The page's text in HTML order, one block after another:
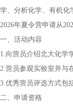
学、分析化学、有机化
2026年夏令营申请从
一、活动内容
1.向营员介绍北大化学
2.营员参观实验室并与
3.优秀营员评选方式包
二、申请资格